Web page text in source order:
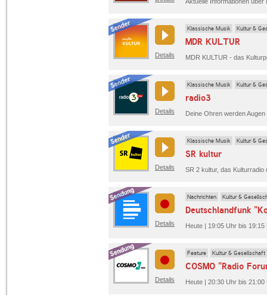
Details
Klassische Musik Kultur &
MDR KULTUR
MDR KULTUR - das
Details
Klassische Musik Kultur &
radio3
Details
Klassische Musik Kultur &
SR kultur
Details
Nachrichten Kultur &
Deutschlandfunk
Heute | 19:05 Uhr bis
Details
Feature Kultur & Gesellschaft
COSMO "Radio
Heute | 20:30 Uhr bis